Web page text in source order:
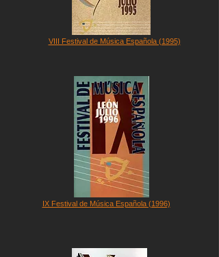
VIII Festival de Música Española (1995)
IX Festival de Música Española (1996)